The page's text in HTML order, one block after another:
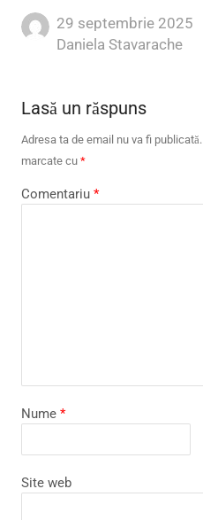
29 septembrie 2025
Author
Daniela Stavarache
Lasă un răspuns
Adresa ta de email nu va fi publicată.
marcate cu *
Comentariu *
Nume *
Site web